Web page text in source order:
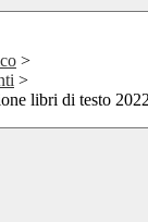
>
>
libri di testo